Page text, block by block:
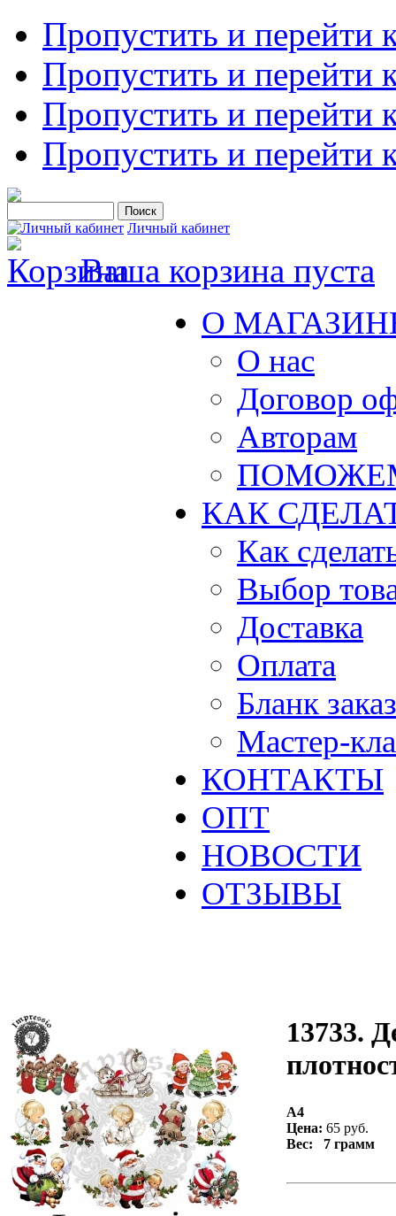
Пропустить и перейти
Пропустить и перейти
Пропустить и перейти
Пропустить и перейти
Личный кабинет
Ваша корзина пуста
О
О нас
Договор
Авторам
КАК
Как
Выбор
Доставка
Оплата
Бланк
Мастер-
КОНТАКТЫ
ОПТ
НОВОСТИ
ОТЗЫВЫ
13733.
А4
Цена: 65 руб.
Вес: 7 грамм